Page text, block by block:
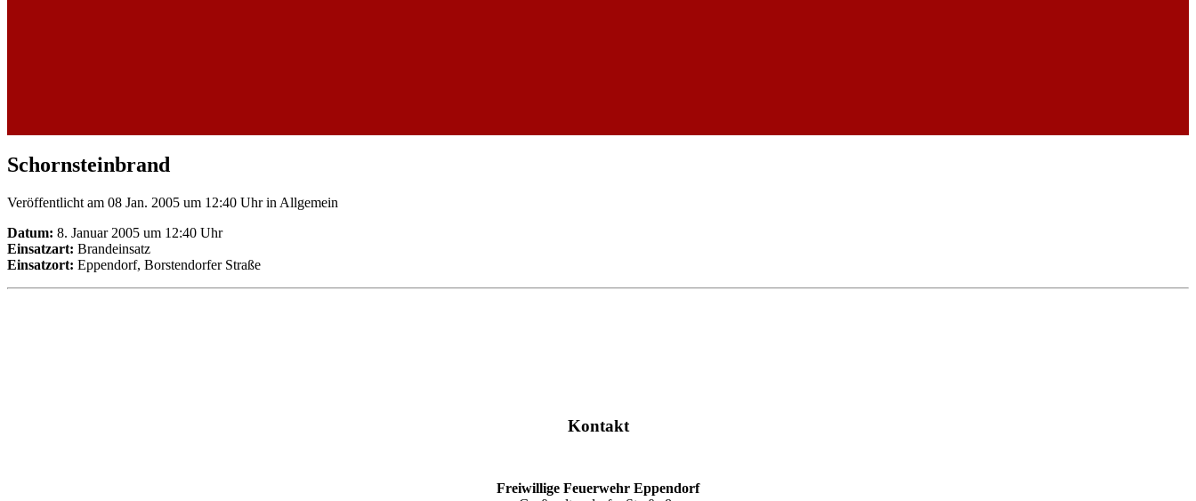
Schornsteinbrand
Veröffentlicht am 08 Jan. 2005 um 12:40 Uhrin Allgemein
Datum: 8. Januar 2005 um 12:40 Uhr
Einsatzart: Brandeinsatz
Einsatzort: Eppendorf, Borstendorfer Straße
Kontakt
Freiwillige Feuerwehr Eppendorf